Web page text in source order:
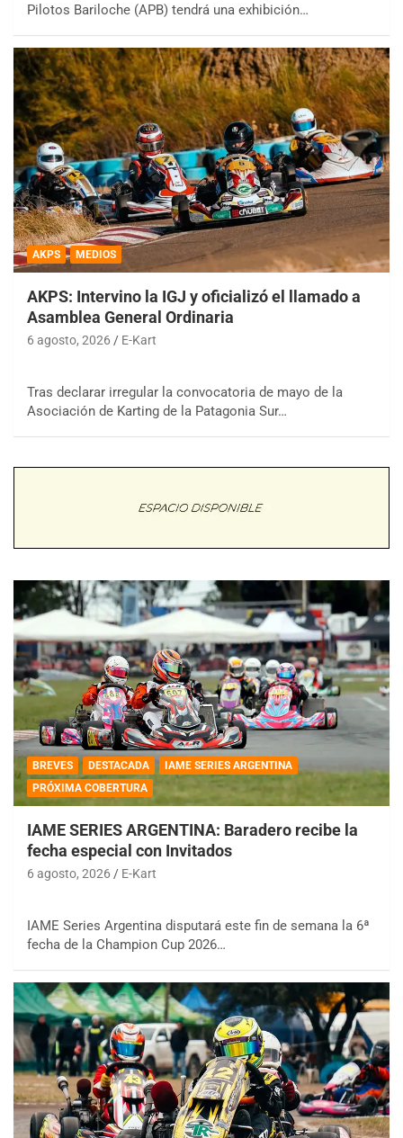
Pilotos Bariloche (APB) tendrá una exhibición…
AKPS MEDIOS
AKPS: Intervino la IGJ y oficializó el llamado a
Asamblea General Ordinaria
6 agosto, 2026 E-Kart
Tras declarar irregular la convocatoria de mayo de la
Asociación de Karting de la Patagonia Sur…
BREVES DESTACADA
IAME SERIES ARGENTINA
PRÓXIMA COBERTURA
IAME SERIES ARGENTINA: Baradero recibe la
fecha especial con Invitados
6 agosto, 2026 E-Kart
IAME Series Argentina disputará este fin de semana la 6ª
fecha de la Champion Cup 2026…